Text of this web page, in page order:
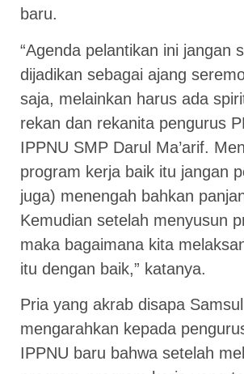
baru.
“Agenda pelantikan ini jangan
dijadikan sebagai ajang
saja, melainkan harus ada
rekan dan rekanita pengurus
IPPNU SMP Darul Ma’arif.
program kerja baik itu jangan
juga) menengah bahkan
Kemudian setelah menyusun
maka bagaimana kita
itu dengan baik,” katanya.
Pria yang akrab disapa
mengarahkan kepada
IPPNU baru bahwa setelah